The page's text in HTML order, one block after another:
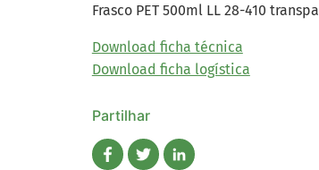
Frasco PET 500ml LL 28-410
Download ficha técnica
Download ficha logística
Partilhar